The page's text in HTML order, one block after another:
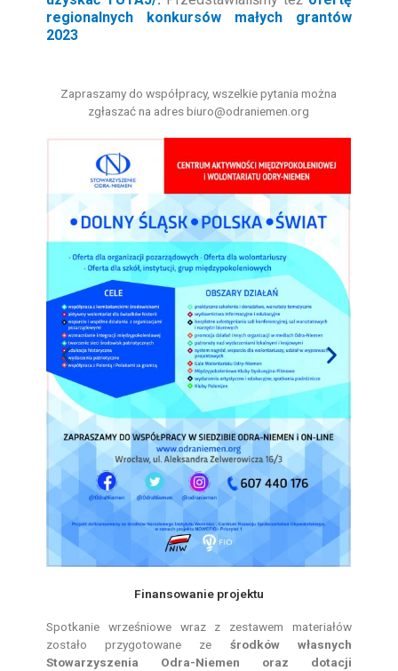
regionalnych konkursów małych grantów
2023
Zapraszamy do współpracy, wszelkie pytania można
zgłaszać na adres biuro@odraniemen.org
Finansowanie projektu
Spotkanie wrześniowe wraz z zestawem materiałów
zostało przygotowane ze środków własnych
Stowarzyszenia Odra-Niemen oraz dotacji